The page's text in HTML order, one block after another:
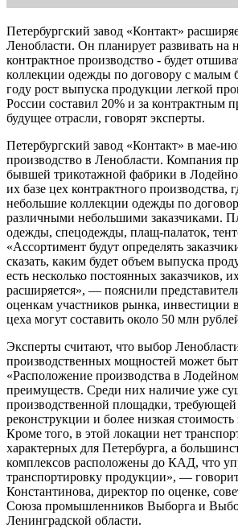
Петербургский завод «Контакт»
Ленобласти. Он планирует развивать на
контрактное производство - будет
коллекции одежды по договору с малым
году рост выпуска продукции легкой
России составил 20% и за контрактным
будущее отрасли, говорят эксперты.
Петербургский завод «Контакт» в мае-
производство в Ленобласти. Компания
бывшей трикотажной фабрики в
их базе цех контрактного производства,
небольшие коллекции одежды по
различными небольшими заказчиками.
одежды, спецодежды, плащ-палаток,
«Ассортимент будут определять
сказать, каким будет объем выпуска
есть несколько постоянных заказчиков,
расширяется», — пояснили
оценкам участников рынка, инвестиции
цеха могут составить около 50 млн
Эксперты считают, что выбор
производственных мощностей может
«Расположение производства в
преимуществ. Среди них наличие уже
производственной площадки,
реконструкции и более низкая
Кроме того, в этой локации нет
характерных для Петербурга, а
комплексов расположены до КАД, что
транспортировку продукции», —
Константинова, директор по оценке,
Союза промышленников Выборга и
Ленинградской области.